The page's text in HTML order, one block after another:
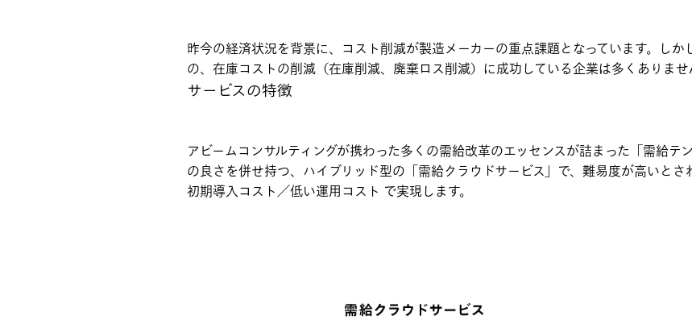
昨今の経済状況を背景に、コスト削減が製造メーカーの重点課題となっています。し
の、在庫コストの削減（在庫削減、廃棄ロス削減）に成功している企業は多くありませ
サービスの特徴
アビームコンサルティングが携わった多くの需給改革のエッセンスが詰まった「需給テ
の良さを併せ持つ、ハイブリッド型の「需給クラウドサービス」で、難易度が高いと
初期導入コスト／低い運用コスト で実現します。